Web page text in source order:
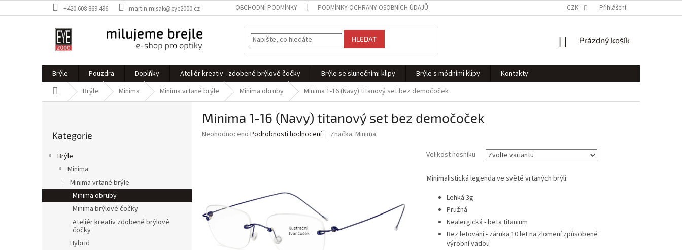
na
+420 608 869 496 martin.misak@eye2000.cz OBCHODNÍ PODMÍNKY PODMÍNKY OCHRANY OSOBNÍCH ÚDAJŮ CZK Přihlášení
HLEDAT
NÁKUPNÍ
Prázdný košík
Brýle Pouzdra Doplňky Ateliér kreativ - zdobené brýlové čočky Brýle se slunečními klipy Brýle s módními klipy
Kontakty
Domů Brýle Minima Minima vrtané brýle Minima obruby Minima 1-16 (Navy) titanový set bez demočoček
kategorie
Kategorie
Brýle
Minima
Minima vrtané brýle
Minima obruby
Minima brýlové čočky
Ateliér kreativ zdobené brýlové
čočky
Hybrid
Minima 1-16 (Navy) titanový set bez demočoček
Průměrné
Neohodnoceno Podrobnosti hodnocení Značka: Minima
Velikost nosníku
Minimalistická legenda ve světě vrtaných brýlí.
Lehká 3g
Pružná
Nealergická - beta titanium
Bez letování - záruka 10 let na zlomení způsobené
výrobní vadou